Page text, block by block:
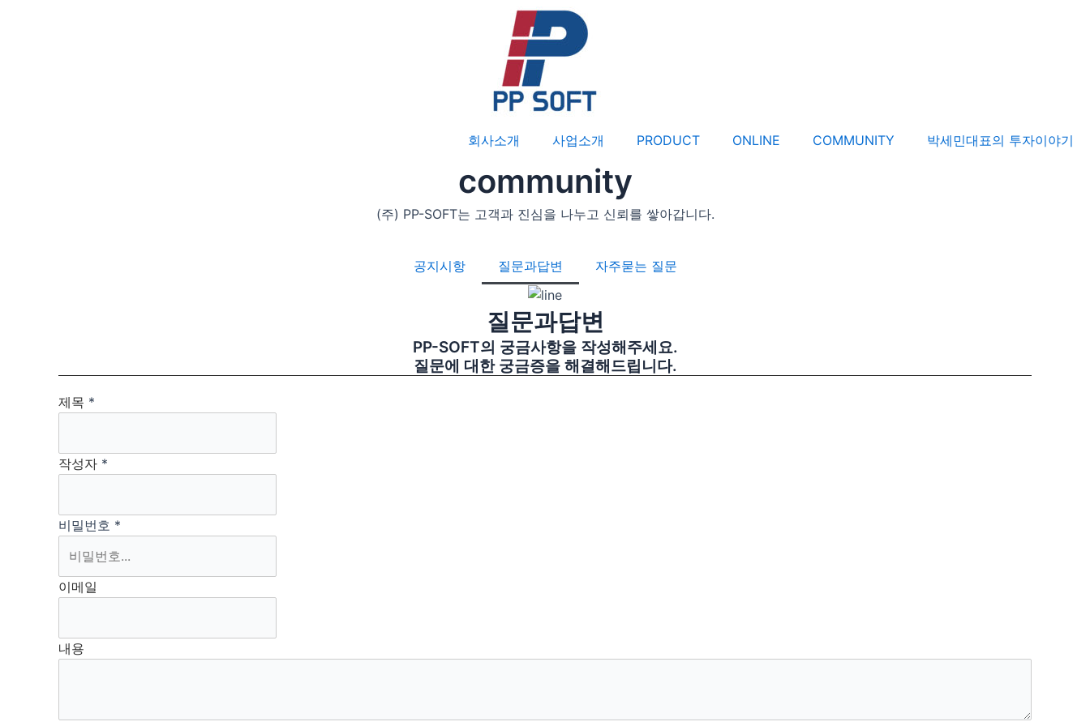
회사소개 사업소개 PRODUCT ONLINE COMMUNITY 박세민대표의 투자이야기
community
(주) PP-SOFT는 고객과 진심을 나누고 신뢰를 쌓아갑니다.
공지시항 질문과답변 자주묻는 질문
질문과답변
PP-SOFT의 궁금사항을 작성해주세요.
질문에 대한 궁금증을 해결해드립니다.
제목 *
작성자 *
비밀번호 *
이메일
내용